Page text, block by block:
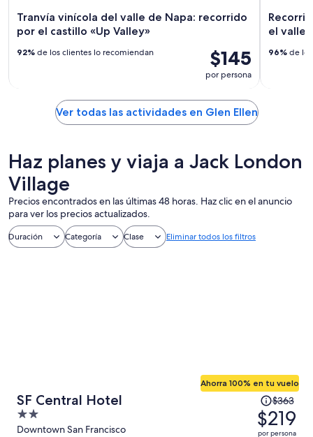
Tranvía vinícola del valle de Napa: recorrido
por el castillo «Up Valley»
$145
por persona
92% de los clientes lo recomiendan
el valle
96% de
Ver todas las actividades en Glen Ellen
Haz planes y viaja a Jack London
Village
Precios encontrados en las últimas 48 horas. Haz clic en el anuncio
para ver los precios actualizados.
Duración Categoría Clase Eliminar todos los filtros
SF Central Hotel
2
out
Downtown San Francisco
Ahorra 100% en tu vuelo
El
precio
era
$363
$219
por persona